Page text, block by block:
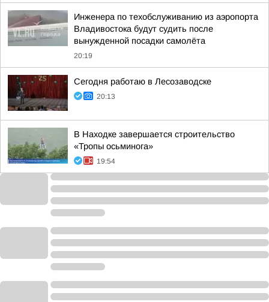
Инженера по техобслуживанию из аэропорта
Владивостока будут судить после
вынужденной посадки самолёта
20:19
Сегодня работаю в Лесозаводске
20:13
В Находке завершается строительство
«Тропы осьминога»
19:54